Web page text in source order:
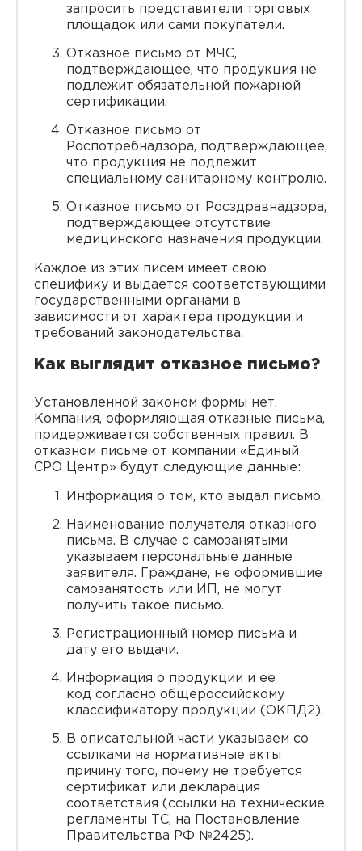
запросить представители торговых
площадок или сами покупатели.
Отказное письмо от МЧС,
подтверждающее, что продукция не
подлежит обязательной пожарной
сертификации.
Отказное письмо от
Роспотребнадзора, подтверждающее,
что продукция не подлежит
специальному санитарному контролю.
Отказное письмо от Росздравнадзора,
подтверждающее отсутствие
медицинского назначения продукции.
Каждое из этих писем имеет свою
специфику и выдается соответствующими
государственными органами в
зависимости от характера продукции и
требований законодательства.
Как выглядит отказное письмо?
Установленной законом формы нет.
Компания, оформляющая отказные письма,
придерживается собственных правил. В
отказном письме от компании «Единый
СРО Центр» будут следующие данные:
Информация о том, кто выдал письмо.
Наименование получателя отказного
письма. В случае с самозанятыми
указываем персональные данные
заявителя. Граждане, не оформившие
самозанятость или ИП, не могут
получить такое письмо.
Регистрационный номер письма и
дату его выдачи.
Информация о продукции и ее
код согласно общероссийскому
классификатору продукции (ОКПД2).
В описательной части указываем со
ссылками на нормативные акты
причину того, почему не требуется
сертификат или декларация
соответствия (ссылки на технические
регламенты ТС, на Постановление
Правительства РФ №2425).